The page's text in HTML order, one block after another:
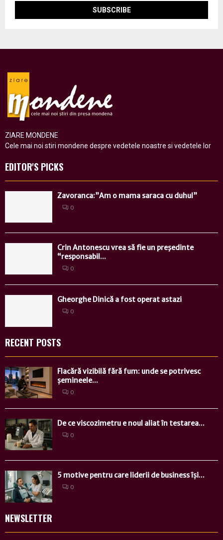
ZIARE MONDENE
Cele mai noi stiri mondene despre vedetele noastre si vedetele lor
EDITOR'S PICKS
Zavoranca:”Am o mama saraca cu duhul”
0
Crin Antonescu vrea să fie un preşedinte
“responsabil...
0
Gheorghe Dinică a fost operat astazi
0
RECENT POSTS
Flacără vizibilă fără fum: unde se potrivesc
șemineele...
0
De ce viscozimetru e noul aliat în testarea...
0
5 motive pentru care liderii de business își...
0
NEWSLETTER